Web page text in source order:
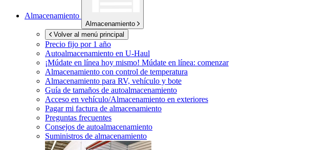
Almacenamiento
Almacenamiento
Volver al menú principal
Precio fijo por 1 año
Autoalmacenamiento en U-Haul
¡Múdate en línea hoy mismo! Múdate en línea: comenzar
Almacenamiento con control de temperatura
Almacenamiento para RV, vehículo y bote
Guía de tamaños de autoalmacenamiento
Acceso en vehículo/Almacenamiento en exteriores
Pagar mi factura de almacenamiento
Preguntas frecuentes
Consejos de autoalmacenamiento
Suministros de almacenamiento